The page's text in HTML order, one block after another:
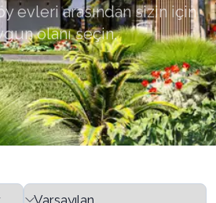
evleri arasından sizin için
olanı seçin.